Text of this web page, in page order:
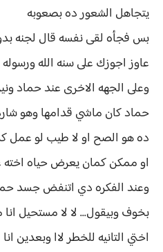
يتجاهل الشعور ده بصعوبه
بس فجأه لقى نفسه قال لجنه
عاوز اجوزك على سنه الله ورسوله
وعلى الجهه الاخرى عند حماد
حماد كان ماشي قدامها وهو شارد
ده هو الصح او لا طيب لو عمل
او ممكن كمان يعرض حياه اخته
وعند الفكره دي اتنفض جسد
بخوف وبيقول... لا لا مستحيل
اختي التانيه للخطر لاا وبعدين